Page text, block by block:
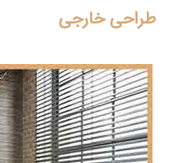
طراحی خارجی